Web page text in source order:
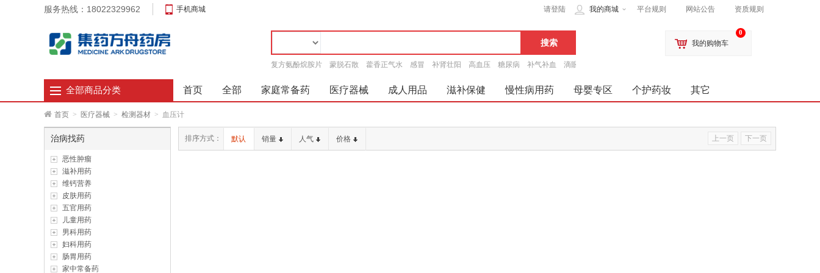
服务热线：18022329962 手机商城 资质规则
网站公告
平台规则
我的商城
请登陆
复方氨酚烷胺片 蒙脱石散 藿香正气水 感冒 补肾壮阳 高血压 糖尿病 补气补血 滴眼液
0
我的购物车
全部商品分类 首页 全部 家庭常备药 医疗器械 成人用品 滋补保健 慢性病用药 母婴专区 个护药妆 其它
首页 > 医疗器械 > 检测器材 > 血压计
治病找药
恶性肿瘤
滋补用药
维钙营养
皮肤用药
五官用药
儿童用药
男科用药
妇科用药
肠胃用药
家中常备药
上一页 下一页
排序方式： 默认 销量 人气 价格